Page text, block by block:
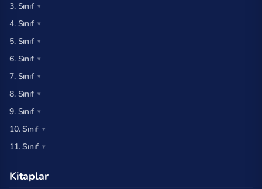
3. Sınıf
4. Sınıf
5. Sınıf
6. Sınıf
7. Sınıf
8. Sınıf
9. Sınıf
10. Sınıf
11. Sınıf
Kitaplar